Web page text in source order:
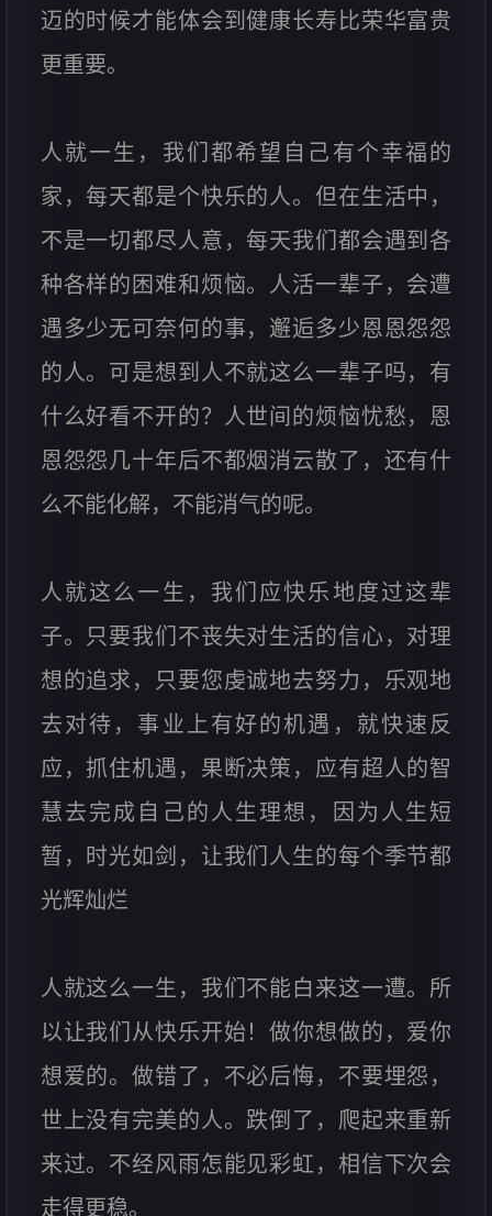
迈的时候才能体会到健康长寿比荣华富贵
更重要。
人就一生，我们都希望自己有个幸福的
家，每天都是个快乐的人。但在生活中，
不是一切都尽人意，每天我们都会遇到各
种各样的困难和烦恼。人活一辈子，会遭
遇多少无可奈何的事，邂逅多少恩恩怨怨
的人。可是想到人不就这么一辈子吗，有
什么好看不开的？人世间的烦恼忧愁，恩
恩怨怨几十年后不都烟消云散了，还有什
么不能化解，不能消气的呢。
人就这么一生，我们应快乐地度过这辈
子。只要我们不丧失对生活的信心，对理
想的追求，只要您虔诚地去努力，乐观地
去对待，事业上有好的机遇，就快速反
应，抓住机遇，果断决策，应有超人的智
慧去完成自己的人生理想，因为人生短
暂，时光如剑，让我们人生的每个季节都
光辉灿烂
人就这么一生，我们不能白来这一遭。所
以让我们从快乐开始！做你想做的，爱你
想爱的。做错了，不必后悔，不要埋怨，
世上没有完美的人。跌倒了，爬起来重新
来过。不经风雨怎能见彩虹，相信下次会
走得更稳。